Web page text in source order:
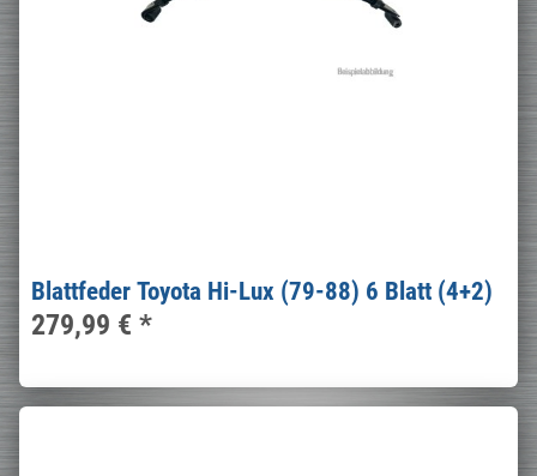
Blattfeder Toyota Hi-Lux (79-88) 6 Blatt (4+2)
279,99 € *